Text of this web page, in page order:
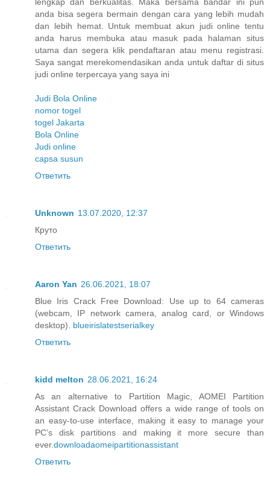
lengkap dan berkualitas. Maka bersama bandar ini pun
anda bisa segera bermain dengan cara yang lebih mudah
dan lebih hemat. Untuk membuat akun judi online tentu
anda harus membuka atau masuk pada halaman situs
utama dan segera klik pendaftaran atau menu registrasi.
Saya sangat merekomendasikan anda untuk daftar di situs
judi online terpercaya yang saya ini
Judi Bola Online
nomor togel
togel Jakarta
Bola Online
Judi online
capsa susun
Ответить
Unknown 13.07.2020, 12:37
Круто
Ответить
Aaron Yan 26.06.2021, 18:07
Blue Iris Crack Free Download: Use up to 64 cameras
(webcam, IP network camera, analog card, or Windows
desktop). blueirislatestserialkey
Ответить
kidd melton 28.06.2021, 16:24
As an alternative to Partition Magic, AOMEI Partition
Assistant Crack Download offers a wide range of tools on
an easy-to-use interface, making it easy to manage your
PC’s disk partitions and making it more secure than
ever.downloadaomeipartitionassistant
Ответить